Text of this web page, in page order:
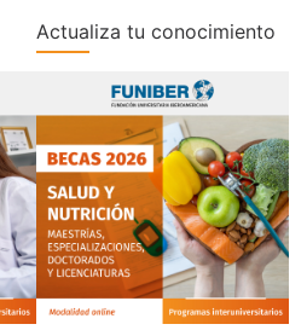
Actualiza tu conocimiento